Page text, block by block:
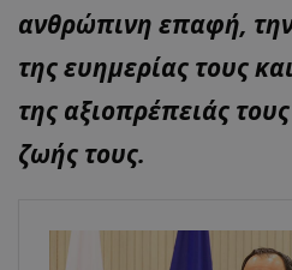
ανθρώπινη επαφή,
της ευημερίας τους
της αξιοπρέπειάς
ζωής τους.